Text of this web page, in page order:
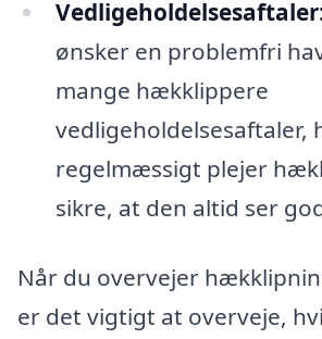
ønsker en problemfri
mange hækklippere
vedligeholdelsesaftaler,
regelmæssigt plejer
sikre, at den altid ser
Når du overvejer
er det vigtigt at overveje,